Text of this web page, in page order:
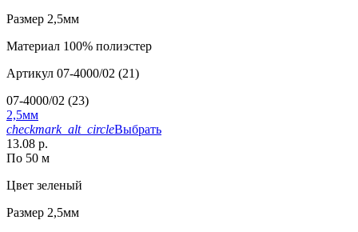
Размер 2,5мм
Материал 100% полиэстер
Артикул 07-4000/02 (21)
07-4000/02 (23)
2,5мм
checkmark_alt_circleВыбрать
13.08 р.
По 50 м
Цвет зеленый
Размер 2,5мм